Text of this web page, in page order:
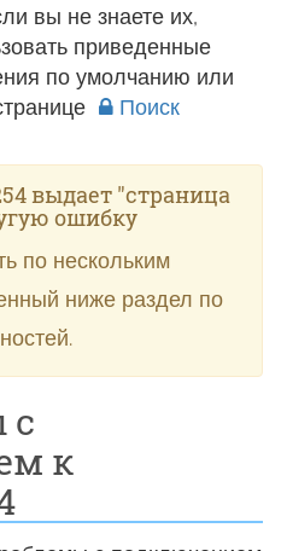
вы не знаете их,
приведенные
по умолчанию или
Поиск
выдает "страница
ошибку
по нескольким
ниже раздел по
с
к